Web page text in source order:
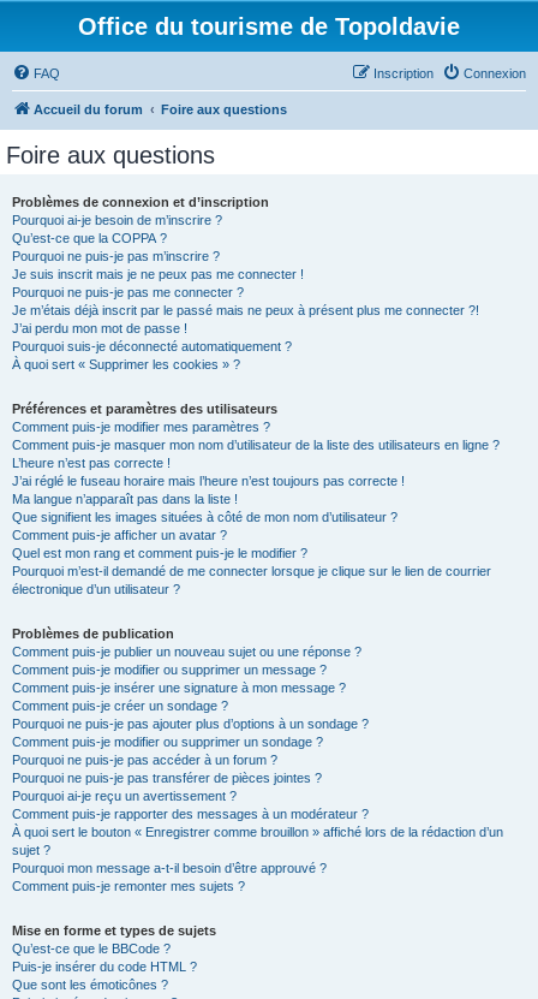
Office du tourisme de Topoldavie
FAQ Connexion
Inscription
Accueil du forum Foire aux questions
Foire aux questions
Problèmes de connexion et d’inscription
Pourquoi ai-je besoin de m’inscrire ?
Qu’est-ce que la COPPA ?
Pourquoi ne puis-je pas m’inscrire ?
Je suis inscrit mais je ne peux pas me connecter !
Pourquoi ne puis-je pas me connecter ?
Je m’étais déjà inscrit par le passé mais ne peux à présent plus me connecter ?!
J’ai perdu mon mot de passe !
Pourquoi suis-je déconnecté automatiquement ?
À quoi sert « Supprimer les cookies » ?
Préférences et paramètres des utilisateurs
Comment puis-je modifier mes paramètres ?
Comment puis-je masquer mon nom d’utilisateur de la liste des utilisateurs en ligne ?
L’heure n’est pas correcte !
J’ai réglé le fuseau horaire mais l’heure n’est toujours pas correcte !
Ma langue n’apparaît pas dans la liste !
Que signifient les images situées à côté de mon nom d’utilisateur ?
Comment puis-je afficher un avatar ?
Quel est mon rang et comment puis-je le modifier ?
Pourquoi m’est-il demandé de me connecter lorsque je clique sur le lien de courrier
électronique d’un utilisateur ?
Problèmes de publication
Comment puis-je publier un nouveau sujet ou une réponse ?
Comment puis-je modifier ou supprimer un message ?
Comment puis-je insérer une signature à mon message ?
Comment puis-je créer un sondage ?
Pourquoi ne puis-je pas ajouter plus d’options à un sondage ?
Comment puis-je modifier ou supprimer un sondage ?
Pourquoi ne puis-je pas accéder à un forum ?
Pourquoi ne puis-je pas transférer de pièces jointes ?
Pourquoi ai-je reçu un avertissement ?
Comment puis-je rapporter des messages à un modérateur ?
À quoi sert le bouton « Enregistrer comme brouillon » affiché lors de la rédaction d’un
sujet ?
Pourquoi mon message a-t-il besoin d’être approuvé ?
Comment puis-je remonter mes sujets ?
Mise en forme et types de sujets
Qu’est-ce que le BBCode ?
Puis-je insérer du code HTML ?
Que sont les émoticônes ?